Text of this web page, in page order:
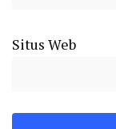
Situs Web